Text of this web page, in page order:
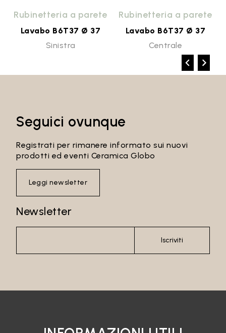
Rubinetteria a parete
Lavabo B6T37 Ø 37
Sinistra
Rubinetteria a parete
Lavabo B6T37 Ø 37
Centrale
Seguici ovunque
Registrati per rimanere informato sui nuovi
prodotti ed eventi Ceramica Globo
Leggi newsletter
Newsletter
Iscriviti